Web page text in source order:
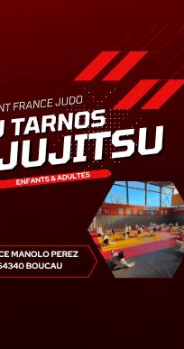
Exporter toutes les
Exporter uniquement
>
Résultats
Saison 2019
Saison 2025 - 2026
Ajoutez un logo, un
Cliquez pour éditer